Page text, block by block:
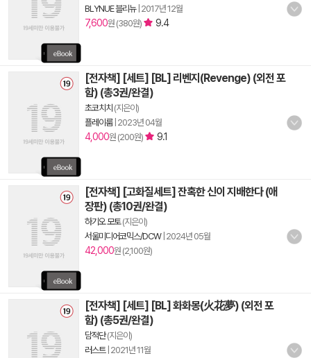
BLYNUE 블리뉴| 2017년 12월
7,600원 (380원) 9.4
[전자책] [세트] [BL] 리벤지(Revenge) (외전 포
함) (총3권/완결)
초코치치 (지은이)
플레이룸| 2023년 04월
4,000원 (200원) 9.1
[전자책] [고화질세트] 잔혹한 신이 지배한다 (애
장판) (총10권/완결)
하기오 모토(지은이)
서울미디어코믹스/DCW| 2024년 05월
42,000원 (2,100원)
[전자책] [세트] [BL] 화화몽(火花夢) (외전 포
함) (총5권/완결)
담적단(지은이)
러스트| 2021년 11월